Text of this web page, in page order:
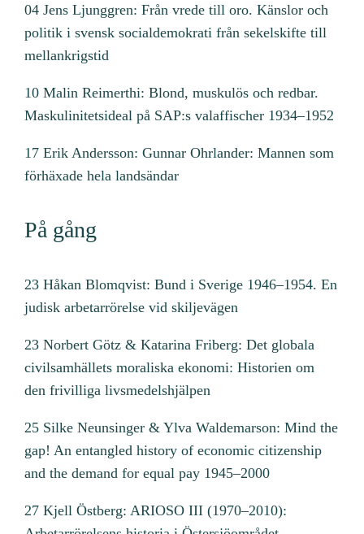
04 Jens Ljunggren: Från vrede till oro. Känslor och
politik i svensk socialdemokrati från sekelskifte till
mellankrigstid
10 Malin Reimerthi: Blond, muskulös och redbar.
Maskulinitetsideal på SAP:s valaffischer 1934–1952
17 Erik Andersson: Gunnar Ohrlander: Mannen som
förhäxade hela landsändar
På gång
23 Håkan Blomqvist: Bund i Sverige 1946–1954. En
judisk arbetarrörelse vid skiljevägen
23 Norbert Götz & Katarina Friberg: Det globala
civilsamhällets moraliska ekonomi: Historien om
den frivilliga livsmedelshjälpen
25 Silke Neunsinger & Ylva Waldemarson: Mind the
gap! An entangled history of economic citizenship
and the demand for equal pay 1945–2000
27 Kjell Östberg: ARIOSO III (1970–2010):